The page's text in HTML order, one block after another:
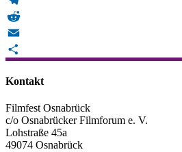
Telegram
Reddit
Email
Kontakt
Filmfest Osnabrück
c/o Osnabrücker Filmforum e. V.
Lohstraße 45a
49074 Osnabrück